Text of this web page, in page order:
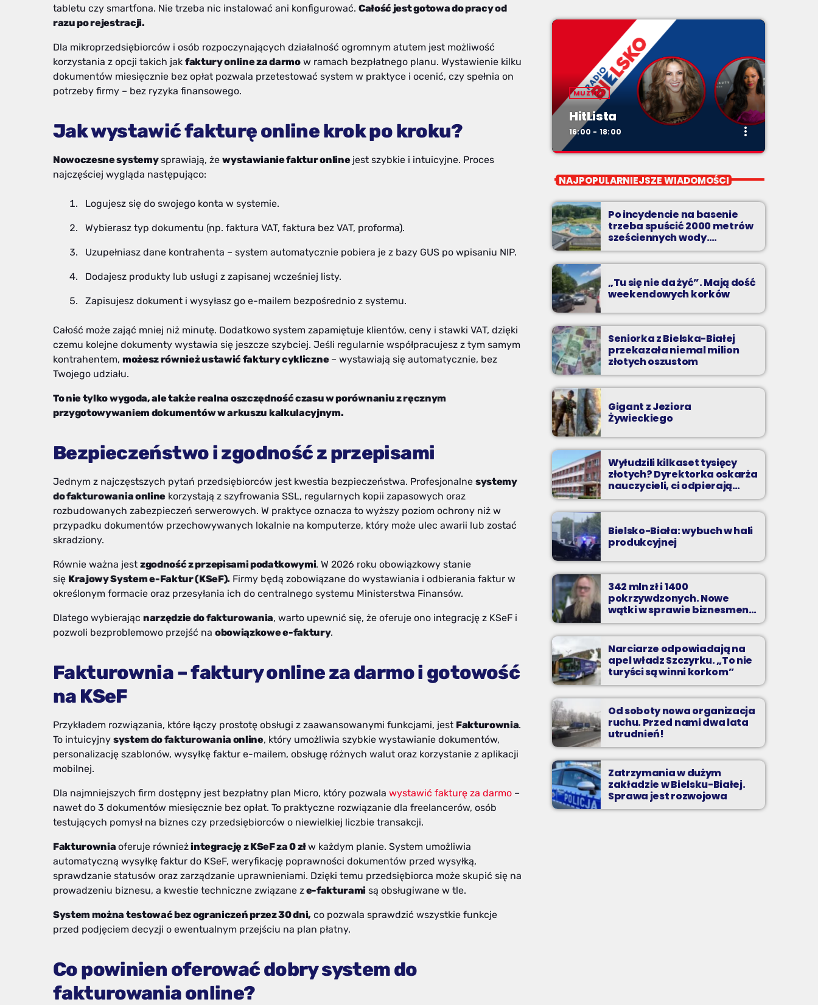
tabletu czy smartfona. Nie trzeba nic instalować ani konfigurować. Całość jest gotowa do pracy od
razu po rejestracji.
Dla mikroprzedsiębiorców i osób rozpoczynających działalność ogromnym atutem jest możliwość
korzystania z opcji takich jak faktury online za darmow ramach bezpłatnego planu. Wystawienie kilku
dokumentów miesięcznie bez opłat pozwala przetestować system w praktyce i ocenić, czy spełnia on
potrzeby firmy – bez ryzyka finansowego.
Jak wystawić fakturę online krok po kroku?
Nowoczesne systemysprawiają, żewystawianie faktur onlinejest szybkie i intuicyjne. Proces
najczęściej wygląda następująco:
Logujesz się do swojego konta w systemie.
Wybierasz typ dokumentu (np. faktura VAT, faktura bez VAT, proforma).
Uzupełniasz dane kontrahenta – system automatycznie pobiera je z bazy GUS po wpisaniu NIP.
Dodajesz produkty lub usługi z zapisanej wcześniej listy.
Zapisujesz dokument i wysyłasz go e-mailem bezpośrednio z systemu.
Całość może zająć mniej niż minutę. Dodatkowo system zapamiętuje klientów, ceny i stawki VAT, dzięki
czemu kolejne dokumenty wystawia się jeszcze szybciej. Jeśli regularnie współpracujesz z tym samym
kontrahentem, możesz również ustawić faktury cykliczne– wystawiają się automatycznie, bez
Twojego udziału.
To nie tylko wygoda, ale także realna oszczędność czasu w porównaniu z ręcznym
przygotowywaniem dokumentów w arkuszu kalkulacyjnym.
Bezpieczeństwo i zgodność z przepisami
Jednym z najczęstszych pytań przedsiębiorców jest kwestia bezpieczeństwa. Profesjonalne systemy
do fakturowania onlinekorzystają z szyfrowania SSL, regularnych kopii zapasowych oraz
rozbudowanych zabezpieczeń serwerowych. W praktyce oznacza to wyższy poziom ochrony niż w
przypadku dokumentów przechowywanych lokalnie na komputerze, który może ulec awarii lub zostać
skradziony.
Równie ważna jest zgodność z przepisami podatkowymi. W 2026 roku obowiązkowy stanie
się Krajowy System e-Faktur (KSeF). Firmy będą zobowiązane do wystawiania i odbierania faktur w
określonym formacie oraz przesyłania ich do centralnego systemu Ministerstwa Finansów.
Dlatego wybierając narzędzie do fakturowania, warto upewnić się, że oferuje ono integrację z KSeF i
pozwoli bezproblemowo przejść na obowiązkowe e-faktury.
Fakturownia – faktury online za darmo i gotowość
na KSeF
Przykładem rozwiązania, które łączy prostotę obsługi z zaawansowanymi funkcjami, jest Fakturownia.
To intuicyjny system do fakturowania online, który umożliwia szybkie wystawianie dokumentów,
personalizację szablonów, wysyłkę faktur e-mailem, obsługę różnych walut oraz korzystanie z aplikacji
mobilnej.
Dla najmniejszych firm dostępny jest bezpłatny plan Micro, który pozwala wystawić fakturę za darmo –
nawet do 3 dokumentów miesięcznie bez opłat. To praktyczne rozwiązanie dla freelancerów, osób
testujących pomysł na biznes czy przedsiębiorców o niewielkiej liczbie transakcji.
Fakturownia oferuje równieżintegrację z KSeF za 0 złw każdym planie. System umożliwia
automatyczną wysyłkę faktur do KSeF, weryfikację poprawności dokumentów przed wysyłką,
sprawdzanie statusów oraz zarządzanie uprawnieniami. Dzięki temu przedsiębiorca może skupić się na
prowadzeniu biznesu, a kwestie techniczne związane ze-fakturami są obsługiwane w tle.
System można testować bez ograniczeń przez 30 dni, co pozwala sprawdzić wszystkie funkcje
przed podjęciem decyzji o ewentualnym przejściu na plan płatny.
Co powinien oferować dobry system do
fakturowania online?
MUZYKA
HitLista
16:00 - 18:00 more_vert
HitLista
Podbeskidziu. A które są najpopularniejsze?
Możesz zdecydować sam!
NAJPOPULARNIEJSZE WIADOMOŚCI
Po incydencie na basenie
trzeba spuścić 2000 metrów
sześciennych wody.
„Ogromne koszty i ogromna
praca”
„Tu się nie da żyć”. Mają dość
weekendowych korków
Seniorka z Bielska-Białej
przekazała niemal milion
złotych oszustom
Gigant z Jeziora
Żywieckiego
Wyłudzili kilkaset tysięcy
złotych? Dyrektorka oskarża
nauczycieli, ci odpierają
zarzuty
Bielsko-Biała: wybuch w hali
produkcyjnej
342 mln zł i 1400
pokrzywdzonych. Nowe
wątki w sprawie biznesmena
z Bielska-Białej
Narciarze odpowiadają na
apel władz Szczyrku. „To nie
turyści są winni korkom”
Od soboty nowa organizacja
ruchu. Przed nami dwa lata
utrudnień!
Zatrzymania w dużym
zakładzie w Bielsku-Białej.
Sprawa jest rozwojowa